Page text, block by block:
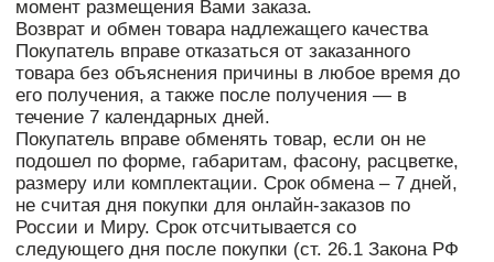
заявлении на возврат;
2) На банковский счет, согласно реквизитам,
указанным в заявлении на возврат;
При отказе от Товара и его возврате в пункт
самовывоза, возврат Клиенту денежных средств,
осуществляется путем выдачи наличных
денежных средств через кассу, в случае если
оплата осуществлялась Клиентом наличными
денежными средствами, или путем перечисления
соответствующей суммы способом, указанным в
заявлении на возврат:
1) На карту, согласно реквизитам, указанным в
заявлении на возврат;
2) На банковский счет, согласно реквизитам,
указанным в заявлении на возврат;
Возврат наличных денежных средств